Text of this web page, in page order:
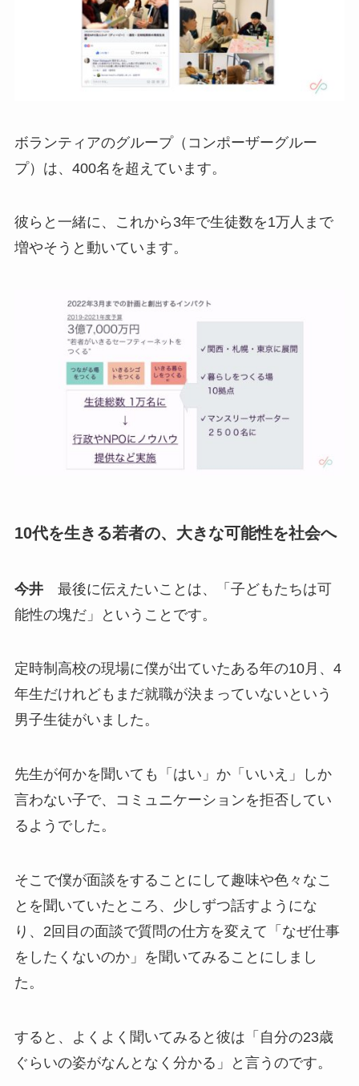
ボランティアのグループ（コンポーザーグルー
プ）は、400名を超えています。
彼らと一緒に、これから3年で生徒数を1万人まで
増やそうと動いています。
10代を生きる若者の、大きな可能性を社会へ
今井最後に伝えたいことは、「子どもたちは可
能性の塊だ」ということです。
定時制高校の現場に僕が出ていたある年の10月、4
年生だけれどもまだ就職が決まっていないという
男子生徒がいました。
先生が何かを聞いても「はい」か「いいえ」しか
言わない子で、コミュニケーションを拒否してい
るようでした。
そこで僕が面談をすることにして趣味や色々なこ
とを聞いていたところ、少しずつ話すようにな
り、2回目の面談で質問の仕方を変えて「なぜ仕事
をしたくないのか」を聞いてみることにしまし
た。
すると、よくよく聞いてみると彼は「自分の23歳
ぐらいの姿がなんとなく分かる」と言うのです。